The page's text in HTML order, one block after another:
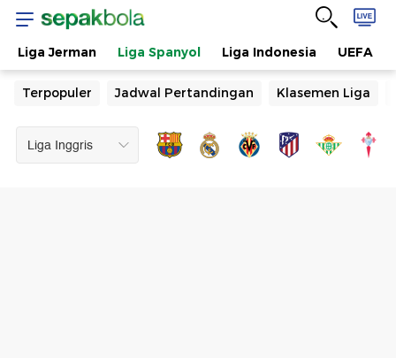
Liga Jerman Liga Spanyol Liga Indonesia UEFA
Terpopuler Jadwal Pertandingan Klasemen Liga